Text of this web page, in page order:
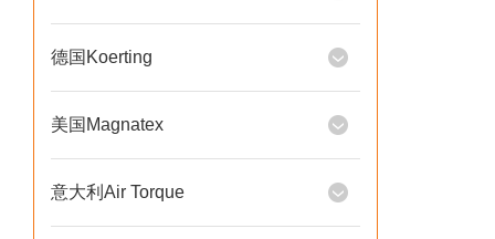
德国Koerting
美国Magnatex
意大利Air Torque